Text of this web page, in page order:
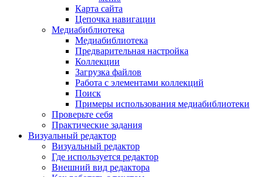
Карта сайта
Цепочка навигации
Медиабиблиотека
Медиабиблиотека
Предварительная настройка
Коллекции
Загрузка файлов
Работа с элементами коллекций
Поиск
Примеры использования медиабиблиотеки
Проверьте себя
Практические задания
Визуальный редактор
Визуальный редактор
Где используется редактор
Внешний вид редактора